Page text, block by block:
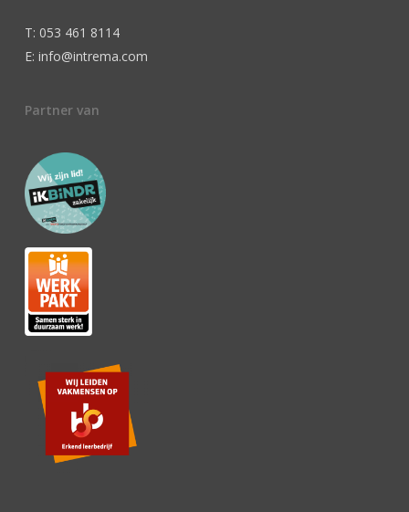
T: 053 461 8114
E: info@intrema.com
Partner van